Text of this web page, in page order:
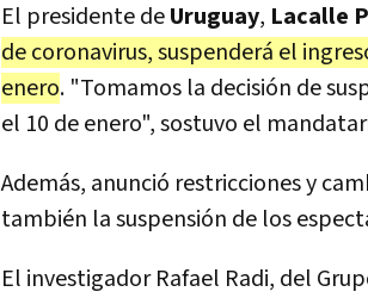
El presidente deUruguay, Lacalle
de coronavirus, suspenderá el
enero. "Tomamos la decisión de
el 10 de enero", sostuvo el
Además, anunció restricciones y
también la suspensión de los
El investigador Rafael Radi, del